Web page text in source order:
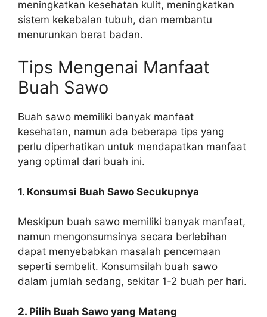
meningkatkan kesehatan kulit, meningkatkan
sistem kekebalan tubuh, dan membantu
menurunkan berat badan.
Tips Mengenai Manfaat
Buah Sawo
Buah sawo memiliki banyak manfaat
kesehatan, namun ada beberapa tips yang
perlu diperhatikan untuk mendapatkan manfaat
yang optimal dari buah ini.
1. Konsumsi Buah Sawo Secukupnya
Meskipun buah sawo memiliki banyak manfaat,
namun mengonsumsinya secara berlebihan
dapat menyebabkan masalah pencernaan
seperti sembelit. Konsumsilah buah sawo
dalam jumlah sedang, sekitar 1-2 buah per hari.
2. Pilih Buah Sawo yang Matang